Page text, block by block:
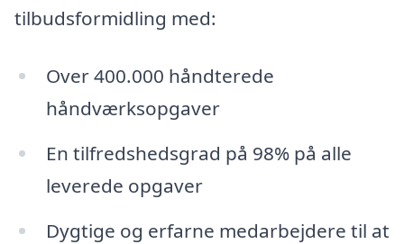
tilbudsformidling med:
Over 400.000 håndterede
håndværksopgaver
En tilfredshedsgrad på 98% på alle
leverede opgaver
Dygtige og erfarne medarbejdere til at